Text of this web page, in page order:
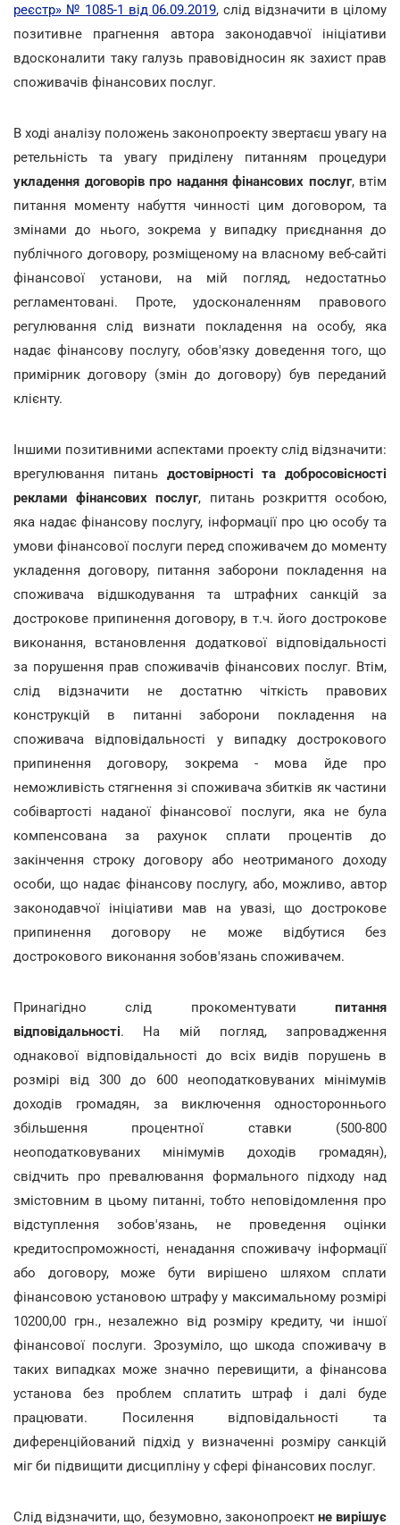
реєстр» № 1085-1 від 06.09.2019, слід відзначити в цілому
позитивне прагнення автора законодавчої ініціативи
вдосконалити таку галузь правовідносин як захист прав
споживачів фінансових послуг.
В ході аналізу положень законопроекту звертаєш увагу на
ретельність та увагу приділену питанням процедури
укладення договорів про надання фінансових послуг, втім
питання моменту набуття чинності цим договором, та
змінами до нього, зокрема у випадку приєднання до
публічного договору, розміщеному на власному веб-сайті
фінансової установи, на мій погляд, недостатньо
регламентовані. Проте, удосконаленням правового
регулювання слід визнати покладення на особу, яка
надає фінансову послугу, обов'язку доведення того, що
примірник договору (змін до договору) був переданий
клієнту.
Іншими позитивними аспектами проекту слід відзначити:
врегулювання питань достовірності та добросовісності
реклами фінансових послуг, питань розкриття особою,
яка надає фінансову послугу, інформації про цю особу та
умови фінансової послуги перед споживачем до моменту
укладення договору, питання заборони покладення на
споживача відшкодування та штрафних санкцій за
дострокове припинення договору, в т.ч. його дострокове
виконання, встановлення додаткової відповідальності
за порушення прав споживачів фінансових послуг. Втім,
слід відзначити не достатню чіткість правових
конструкцій в питанні заборони покладення на
споживача відповідальності у випадку дострокового
припинення договору, зокрема - мова йде про
неможливість стягнення зі споживача збитків як частини
собівартості наданої фінансової послуги, яка не була
компенсована за рахунок сплати процентів до
закінчення строку договору або неотриманого доходу
особи, що надає фінансову послугу, або, можливо, автор
законодавчої ініціативи мав на увазі, що дострокове
припинення договору не може відбутися без
дострокового виконання зобов'язань споживачем.
Принагідно слід прокоментувати питання
відповідальності. На мій погляд, запровадження
однакової відповідальності до всіх видів порушень в
розмірі від 300 до 600 неоподатковуваних мінімумів
доходів громадян, за виключення одностороннього
збільшення процентної ставки (500-800
неоподатковуваних мінімумів доходів громадян),
свідчить про превалювання формального підходу над
змістовним в цьому питанні, тобто неповідомлення про
відступлення зобов'язань, не проведення оцінки
кредитоспроможності, ненадання споживачу інформації
або договору, може бути вирішено шляхом сплати
фінансовою установою штрафу у максимальному розмірі
10200,00 грн., незалежно від розміру кредиту, чи іншої
фінансової послуги. Зрозуміло, що шкода споживачу в
таких випадках може значно перевищити, а фінансова
установа без проблем сплатить штраф і далі буде
працювати. Посилення відповідальності та
диференційований підхід у визначенні розміру санкцій
міг би підвищити дисципліну у сфері фінансових послуг.
Слід відзначити, що, безумовно, законопроект не вирішує